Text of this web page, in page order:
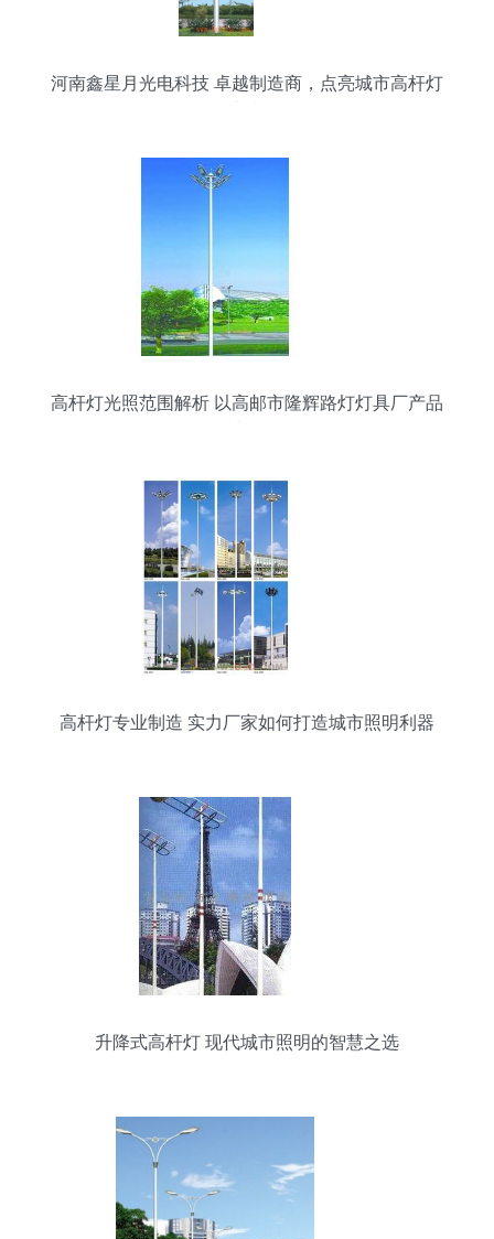
河南鑫星月光电科技 卓越制造商，点亮城市高杆灯
高杆灯光照范围解析 以高邮市隆辉路灯灯具厂产品
高杆灯专业制造 实力厂家如何打造城市照明利器
升降式高杆灯 现代城市照明的智慧之选